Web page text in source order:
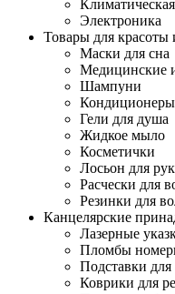
Электроника
Товары для красоты
Маски для сна
Медицинские
Шампуни
Кондиционеры
Гели для душа
Жидкое мыло
Косметички
Лосьон для рук
Расчески для
Резинки для
Канцелярские
Лазерные
Пломбы
Подставки
Коврики для